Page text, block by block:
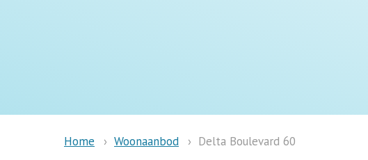
Home Woonaanbod Delta Boulevard 60